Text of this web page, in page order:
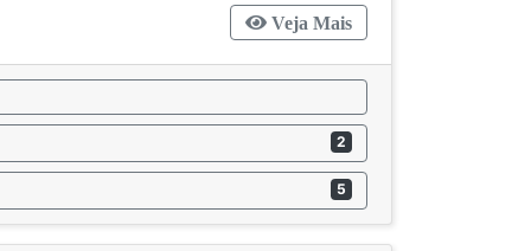
Veja Mais
2
5